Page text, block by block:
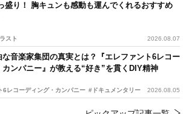
盛り！ 胸キュンも感動も運んでくれるおすすめ
スト 2026.08.07
な音楽家集団の真実とは？『エレファント6レコー
カンパニー』が教える“好き”を貫くDIY精神
6レコーディング・カンパニー #ドキュメンタリー 2026.08.05